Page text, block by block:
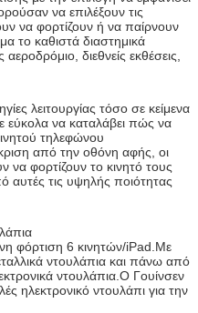
αποδέκτης λογαριασμών,
σαρωτής δακτυλικών
γραμμικών κωδικών,
να προσθέσετε δεν
παρακαλούμε ρωτήστε
να επιλέξουν τις
να φορτίζουν ή να παίρνουν
το καθιστά διαστημικά
διεθνείς εκθέσεις,
λειτουργίας τόσο σε κείμενα
εύκολα να καταλάβει πώς να
τηλεφώνου
από την οθόνη αφής, οι
φορτίζουν το κινητό τους
αυτές τις υψηλής ποιότητας
φόρτιση 6 κινητών/iPad.Με
ντουλάπια και πάνω από
ντουλάπια.Ο Γουίνσεν
ηλεκτρονικό ντουλάπι για την